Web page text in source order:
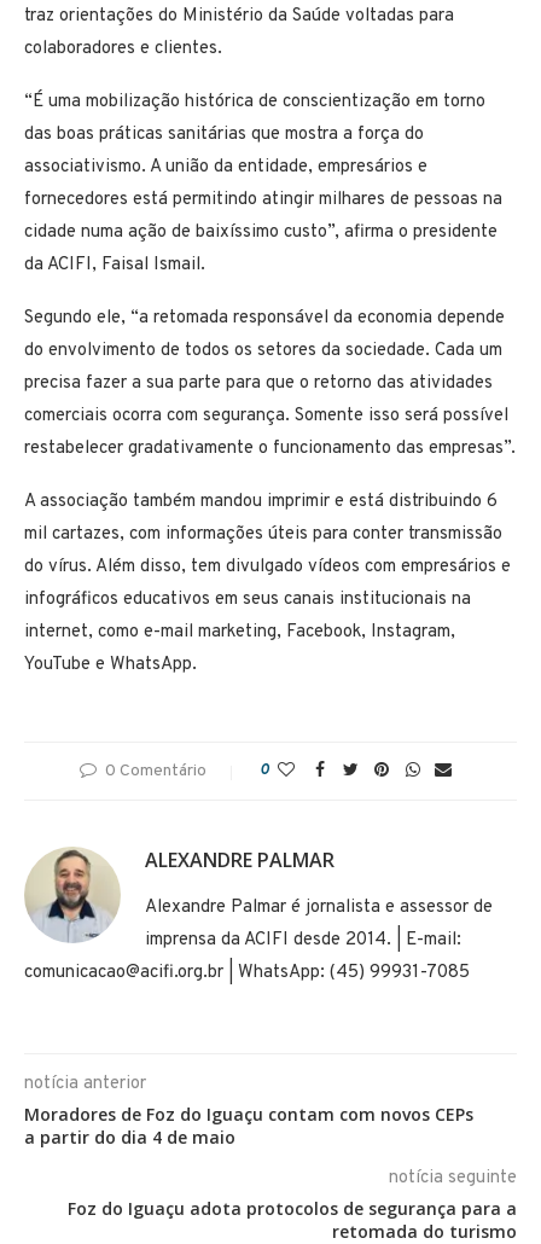
traz orientações do Ministério da Saúde voltadas para
colaboradores e clientes.
“É uma mobilização histórica de conscientização em torno
das boas práticas sanitárias que mostra a força do
associativismo. A união da entidade, empresários e
fornecedores está permitindo atingir milhares de pessoas na
cidade numa ação de baixíssimo custo”, afirma o presidente
da ACIFI, Faisal Ismail.
Segundo ele, “a retomada responsável da economia depende
do envolvimento de todos os setores da sociedade. Cada um
precisa fazer a sua parte para que o retorno das atividades
comerciais ocorra com segurança. Somente isso será possível
restabelecer gradativamente o funcionamento das empresas”.
A associação também mandou imprimir e está distribuindo 6
mil cartazes, com informações úteis para conter transmissão
do vírus. Além disso, tem divulgado vídeos com empresários e
infográficos educativos em seus canais institucionais na
internet, como e-mail marketing, Facebook, Instagram,
YouTube e WhatsApp.
0 Comentário 0
ALEXANDRE PALMAR
Alexandre Palmar é jornalista e assessor de
imprensa da ACIFI desde 2014. | E-mail:
comunicacao@acifi.org.br | WhatsApp: (45) 99931-7085
notícia anterior
Moradores de Foz do Iguaçu contam com novos CEPs
a partir do dia 4 de maio
notícia seguinte
Foz do Iguaçu adota protocolos de segurança para a
retomada do turismo